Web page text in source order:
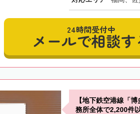
24時間受付中
メールで相談す
【地下鉄空港線「
務所全体で2,200件